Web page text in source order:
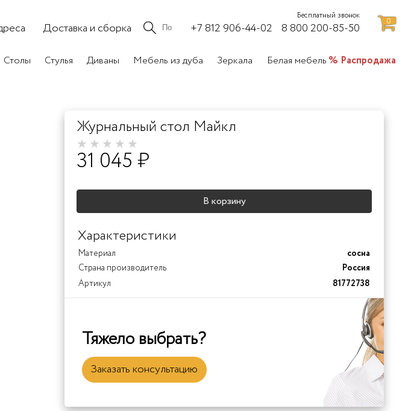
Доставка и сборка +7 812 906-44-02
Бесплатный звонок
8 800 200-85-50 0
Столы Стулья Диваны Мебель из дуба Зеркала Белая мебель Распродажа
Журнальный стол Майкл
31 045 ₽
В корзину
Характеристики
Материал
сосна
Страна производитель
Россия
Артикул
81772738
Тяжело выбрать?
Заказать консультацию